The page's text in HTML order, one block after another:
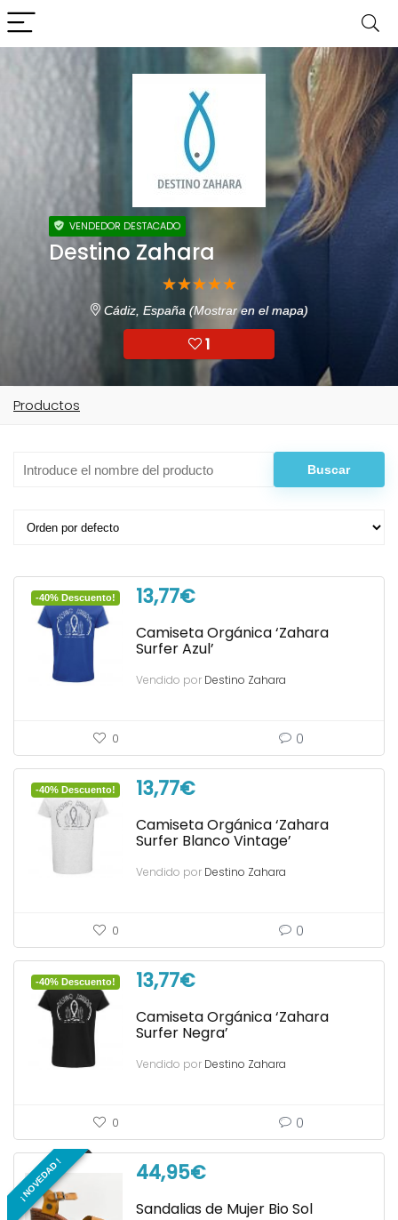
VENDEDOR DESTACADO
Destino Zahara
★★★★★
Cádiz, España (Mostrar en el mapa)
1
Productos
-40% Descuento! 13,77€
Camiseta Orgánica ‘Zahara
Surfer Azul’
Vendido por Destino Zahara
0 0
-40% Descuento! 13,77€
Camiseta Orgánica ‘Zahara
Surfer Blanco Vintage’
Vendido por Destino Zahara
0 0
-40% Descuento! 13,77€
Camiseta Orgánica ‘Zahara
Surfer Negra’
Vendido por Destino Zahara
0 0
¡ NOVEDAD ! 44,95€
Sandalias de Mujer Bio Sol